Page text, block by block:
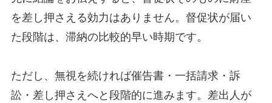
を差し押さえる効力はありません。督促状が届い
た段階は、滞納の比較的早い時期です。
ただし、無視を続ければ催告書・一括請求・訴
訟・差し押さえへと段階的に進みます。差出人が